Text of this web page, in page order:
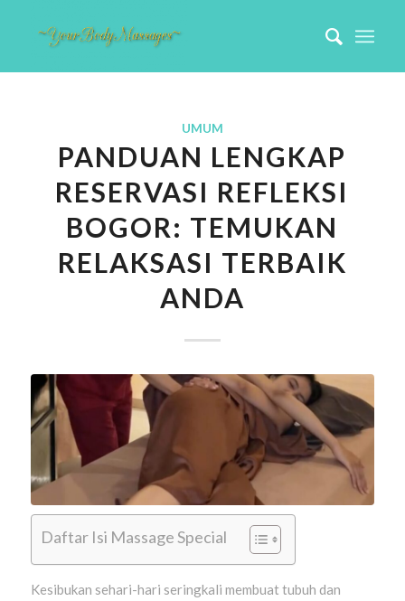
UMUM
PANDUAN LENGKAP
RESERVASI REFLEKSI
BOGOR: TEMUKAN
RELAKSASI TERBAIK
ANDA
Daftar Isi Massage Special
Kesibukan sehari-hari seringkali membuat tubuh dan